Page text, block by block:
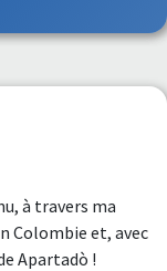
à travers ma
Colombie et, avec
Apartadò !